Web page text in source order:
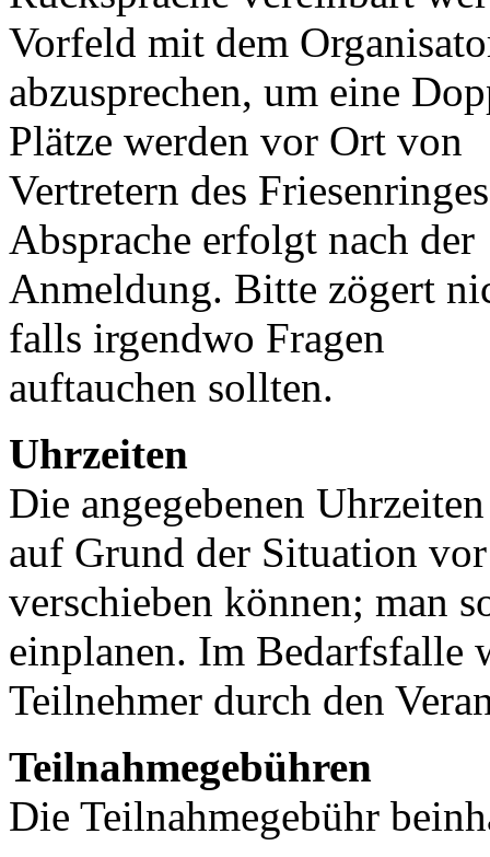
Vorfeld mit dem
abzusprechen, um eine
Plätze werden vor Ort von
Vertretern des
Absprache erfolgt nach der
Anmeldung. Bitte zögert
falls irgendwo Fragen
auftauchen sollten.
Uhrzeiten
Die angegebenen
auf Grund der Situation
verschieben können; man
einplanen. Im Bedarfsfalle
Teilnehmer durch den
Teilnahmegebühren
Die Teilnahmegebühr